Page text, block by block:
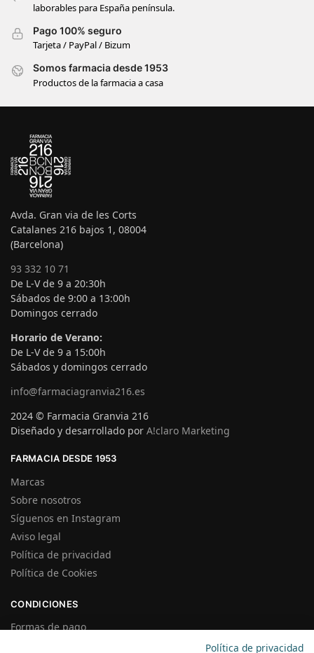
laborables para España península.
Pago 100% seguro
Tarjeta / PayPal / Bizum
Somos farmacia desde 1953
Productos de la farmacia a casa
Avda. Gran via de les Corts
Catalanes 216 bajos 1, 08004
(Barcelona)
93 332 10 71
De L-V de 9 a 20:30h
Sábados de 9:00 a 13:00h
Domingos cerrado
Horario de Verano:
De L-V de 9 a 15:00h
Sábados y domingos cerrado
info@farmaciagranvia216.es
2024 © Farmacia Granvia 216
Diseñado y desarrollado por A!claro Marketing
FARMACIA DESDE 1953
Marcas
Sobre nosotros
Síguenos en Instagram
Aviso legal
Política de privacidad
Política de Cookies
CONDICIONES
Formas de pago
Política de privacidad